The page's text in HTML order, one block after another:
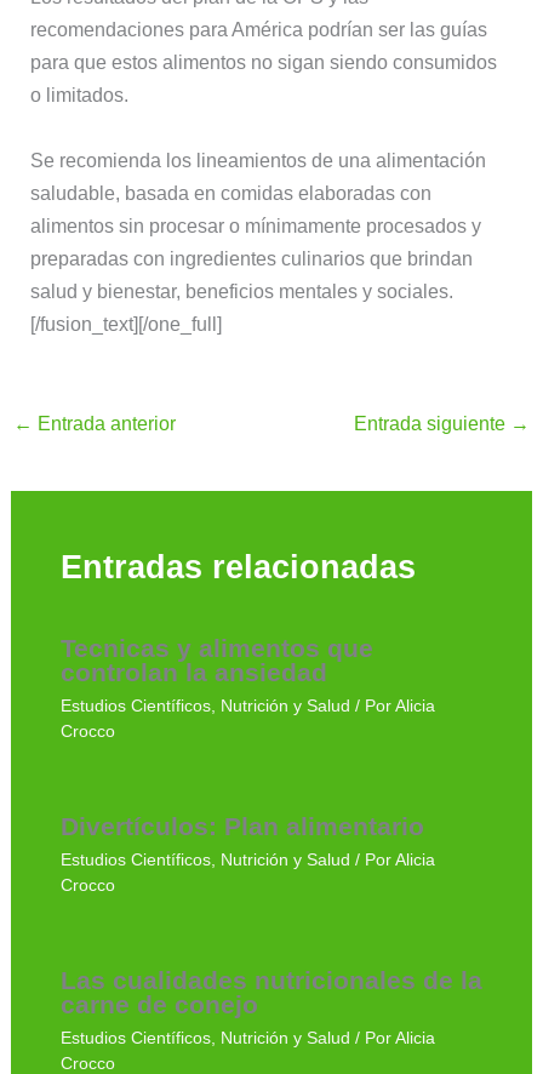
recomendaciones para América podrían ser las guías
para que estos alimentos no sigan siendo consumidos
o limitados.
Se recomienda los lineamientos de una alimentación
saludable, basada en comidas elaboradas con
alimentos sin procesar o mínimamente procesados y
preparadas con ingredientes culinarios que brindan
salud y bienestar, beneficios mentales y sociales.
[/fusion_text][/one_full]
← Entrada anterior Entrada siguiente →
Entradas relacionadas
Tecnicas y alimentos que
controlan la ansiedad
Estudios Científicos, Nutrición y Salud / Por Alicia
Crocco
Divertículos: Plan alimentario
Estudios Científicos, Nutrición y Salud / Por Alicia
Crocco
Las cualidades nutricionales de la
carne de conejo
Estudios Científicos, Nutrición y Salud / Por Alicia
Crocco